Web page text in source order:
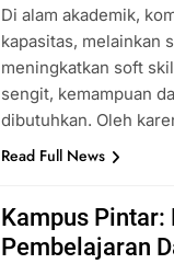
Di alam akademik,
kapasitas, melainkan
meningkatkan soft
sengit, kemampuan
dibutuhkan. Oleh
Read Full News
Kampus Pintar:
Pembelajaran